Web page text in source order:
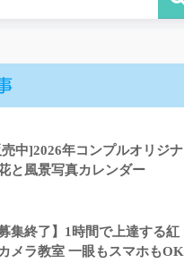
中]2026年コンプルオリジナ
と風景写真カレンダー
募集終了】1時間で上達する紅
メラ教室 一眼もスマホもOK